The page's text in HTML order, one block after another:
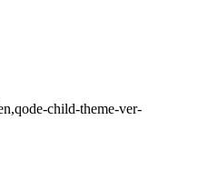
child-theme-ver-